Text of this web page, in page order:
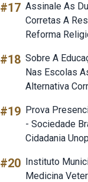
#17 Assinale As
Corretas A
Reforma
#18 Sobre A
Nas Escolas
Alternativa
#19 Prova
- Sociedade
Cidadania
#20 Instituto
Medicina